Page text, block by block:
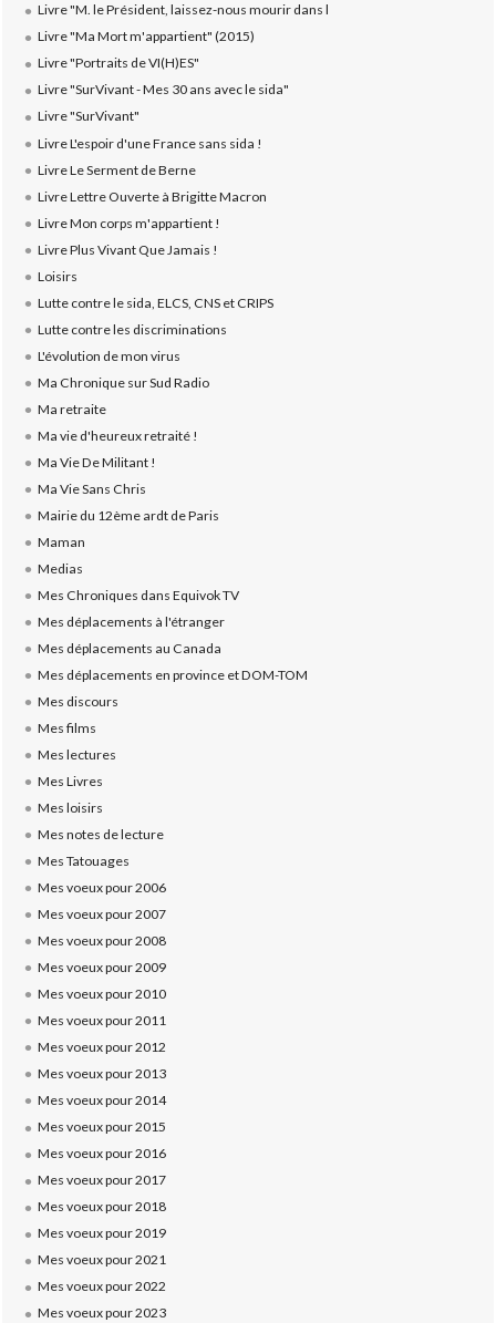
Livre "M. le Président, laissez-nous mourir dans l
Livre "Ma Mort m'appartient" (2015)
Livre "Portraits de VI(H)ES"
Livre "SurVivant - Mes 30 ans avec le sida"
Livre "SurVivant"
Livre L'espoir d'une France sans sida !
Livre Le Serment de Berne
Livre Lettre Ouverte à Brigitte Macron
Livre Mon corps m'appartient !
Livre Plus Vivant Que Jamais !
Loisirs
Lutte contre le sida, ELCS, CNS et CRIPS
Lutte contre les discriminations
L'évolution de mon virus
Ma Chronique sur Sud Radio
Ma retraite
Ma vie d'heureux retraité !
Ma Vie De Militant !
Ma Vie Sans Chris
Mairie du 12ème ardt de Paris
Maman
Medias
Mes Chroniques dans Equivok TV
Mes déplacements à l'étranger
Mes déplacements au Canada
Mes déplacements en province et DOM-TOM
Mes discours
Mes films
Mes lectures
Mes Livres
Mes loisirs
Mes notes de lecture
Mes Tatouages
Mes voeux pour 2006
Mes voeux pour 2007
Mes voeux pour 2008
Mes voeux pour 2009
Mes voeux pour 2010
Mes voeux pour 2011
Mes voeux pour 2012
Mes voeux pour 2013
Mes voeux pour 2014
Mes voeux pour 2015
Mes voeux pour 2016
Mes voeux pour 2017
Mes voeux pour 2018
Mes voeux pour 2019
Mes voeux pour 2021
Mes voeux pour 2022
Mes voeux pour 2023